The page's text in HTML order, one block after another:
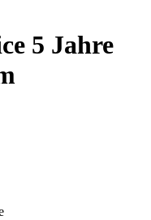
5 Jahre